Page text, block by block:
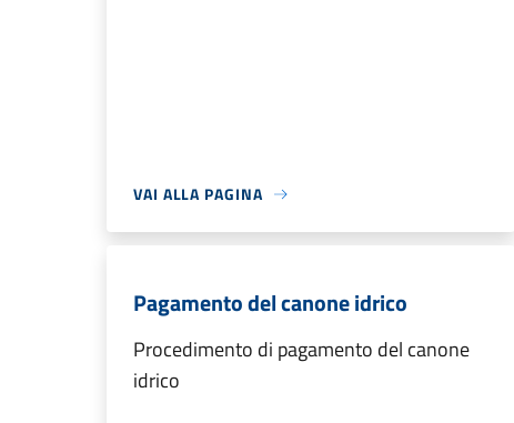
VAI ALLA PAGINA
Pagamento del canone idrico
Procedimento di pagamento del canone
idrico